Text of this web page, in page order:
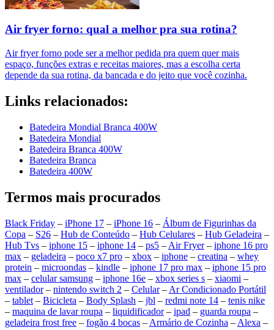
Air fryer forno: qual a melhor pra sua rotina?
Air fryer forno pode ser a melhor pedida pra quem quer mais
espaço, funções extras e receitas maiores, mas a escolha certa
depende da sua rotina, da bancada e do jeito que você cozinha.
Links relacionados:
Batedeira Mondial Branca 400W
Batedeira Mondial
Batedeira Branca 400W
Batedeira Branca
Batedeira 400W
Termos mais procurados
Black Friday – iPhone 17 – iPhone 16 – Álbum de Figurinhas da
Copa – S26 – Hub de Conteúdo – Hub Celulares – Hub Geladeira –
Hub Tvs – iphone 15 – iphone 14 – ps5 – Air Fryer– iphone 16 pro
max – geladeira – poco x7 pro – xbox – iphone – creatina – whey
protein – microondas – kindle – iphone 17 pro max – iphone 15 pro
max – celular samsung – iphone 16e – xbox series s – xiaomi –
ventilador– nintendo switch 2 – Celular– Ar Condicionado Portátil
– tablet – Bicicleta – Body Splash – jbl – redmi note 14 – tenis nike
– maquina de lavar roupa – liquidificador– ipad – guarda roupa –
geladeira frost free – fogão 4 bocas – Armário de Cozinha – Alexa –